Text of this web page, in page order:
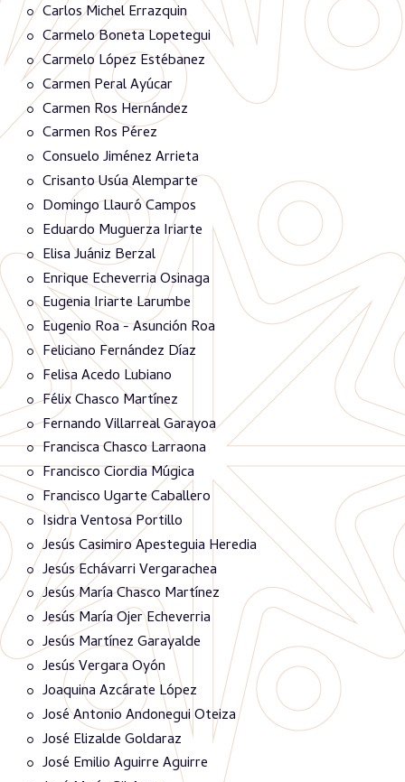
Carlos Michel Errazquin
Carmelo Boneta Lopetegui
Carmelo López Estébanez
Carmen Peral Ayúcar
Carmen Ros Hernández
Carmen Ros Pérez
Consuelo Jiménez Arrieta
Crisanto Usúa Alemparte
Domingo Llauró Campos
Eduardo Muguerza Iriarte
Elisa Juániz Berzal
Enrique Echeverria Osinaga
Eugenia Iriarte Larumbe
Eugenio Roa - Asunción Roa
Feliciano Fernández Díaz
Felisa Acedo Lubiano
Félix Chasco Martínez
Fernando Villarreal Garayoa
Francisca Chasco Larraona
Francisco Ciordia Múgica
Francisco Ugarte Caballero
Isidra Ventosa Portillo
Jesús Casimiro Apesteguia Heredia
Jesús Echávarri Vergarachea
Jesús María Chasco Martínez
Jesús María Ojer Echeverria
Jesús Martínez Garayalde
Jesús Vergara Oyón
Joaquina Azcárate López
José Antonio Andonegui Oteiza
José Elizalde Goldaraz
José Emilio Aguirre Aguirre